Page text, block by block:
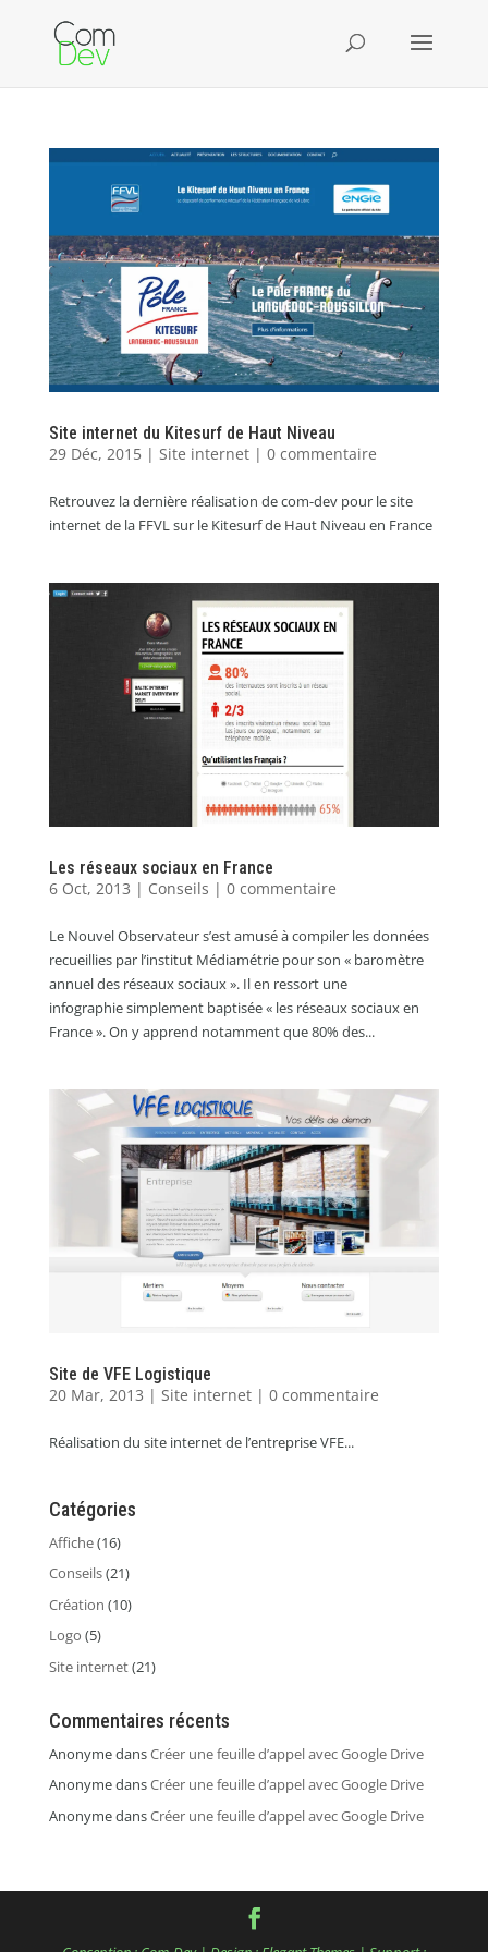
Site internet du Kitesurf de Haut Niveau
29 Déc, 2015| Site internet| 0 commentaire
Retrouvez la dernière réalisation de com-dev pour le site
internet de la FFVL sur le Kitesurf de Haut Niveau en France
Les réseaux sociaux en France
6 Oct, 2013 | Conseils | 0 commentaire
Le Nouvel Observateur s’est amusé à compiler les données
recueillies par l’institut Médiamétrie pour son « baromètre
annuel des réseaux sociaux ». Il en ressort une
infographie simplement baptisée « les réseaux sociaux en
France ». On y apprend notamment que 80% des...
Site de VFE Logistique
20 Mar, 2013 | Site internet| 0 commentaire
Réalisation du site internet de l’entreprise VFE...
Catégories
Affiche(16)
Conseils(21)
Création (10)
Logo (5)
Site internet(21)
Commentaires récents
AnonymedansCréer une feuille d’appel avec Google Drive
AnonymedansCréer une feuille d’appel avec Google Drive
AnonymedansCréer une feuille d’appel avec Google Drive